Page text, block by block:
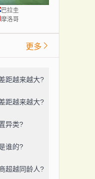
巴拉圭
摩洛哥
更多
距越来越大?
距越来越大?
异类?
谁的?
超越同龄人?